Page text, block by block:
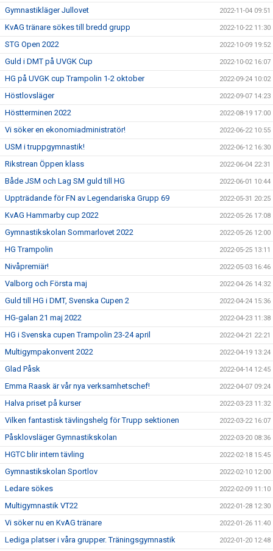
Gymnastikläger Jullovet 2022-11-04 09:51
KvAG tränare sökes till bredd grupp 2022-10-22 11:30
STG Open 2022 2022-10-09 19:52
Guld i DMT på UVGK Cup 2022-10-02 16:07
HG på UVGK cup Trampolin 1-2 oktober 2022-09-24 10:02
Höstlovsläger 2022-09-07 14:23
Höstterminen 2022 2022-08-19 17:00
Vi söker en ekonomiadministratör! 2022-06-22 10:55
USM i truppgymnastik! 2022-06-12 16:30
Rikstrean Öppen klass 2022-06-04 22:31
Både JSM och Lag SM guld till HG 2022-06-01 10:44
Uppträdande för FN av Legendariska Grupp 69 2022-05-31 20:25
KvAG Hammarby cup 2022 2022-05-26 17:08
Gymnastikskolan Sommarlovet 2022 2022-05-26 12:00
HG Trampolin 2022-05-25 13:11
Nivåpremiär! 2022-05-03 16:46
Valborg och Första maj 2022-04-26 14:32
Guld till HG i DMT, Svenska Cupen 2 2022-04-24 15:36
HG-galan 21 maj 2022 2022-04-23 11:38
HG i Svenska cupen Trampolin 23-24 april 2022-04-21 22:21
Multigympakonvent 2022 2022-04-19 13:24
Glad Påsk 2022-04-14 12:45
Emma Raask är vår nya verksamhetschef! 2022-04-07 09:24
Halva priset på kurser 2022-03-23 11:32
Vilken fantastisk tävlingshelg för Trupp sektionen 2022-03-22 16:07
Påsklovsläger Gymnastikskolan 2022-03-20 08:36
HGTC blir intern tävling 2022-02-18 15:45
Gymnastikskolan Sportlov 2022-02-10 12:00
Ledare sökes 2022-02-09 11:10
Multigymnastik VT22 2022-01-28 12:30
Vi söker nu en KvAG tränare 2022-01-26 11:40
Lediga platser i våra grupper. Träningsgymnastik 2022-01-20 12:48